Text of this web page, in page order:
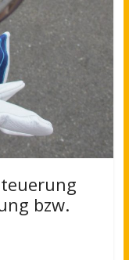
bzw.